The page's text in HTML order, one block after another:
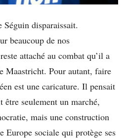
disparaissait.
beaucoup de nos
attaché au combat qu’il a
Maastricht. Pour autant, faire
est une caricature. Il pensait
être seulement un marché,
mais une construction
Europe sociale qui protège ses